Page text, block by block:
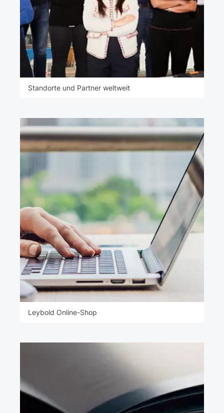
Standorte und Partner weltweit
Leybold Online-Shop